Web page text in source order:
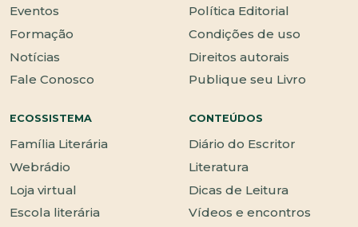
Eventos
Formação
Notícias
Fale Conosco
Política Editorial
Condições de uso
Direitos autorais
Publique seu Livro
ECOSSISTEMA
Família Literária
Webrádio
Loja virtual
Escola literária
CONTEÚDOS
Diário do Escritor
Literatura
Dicas de Leitura
Vídeos e encontros